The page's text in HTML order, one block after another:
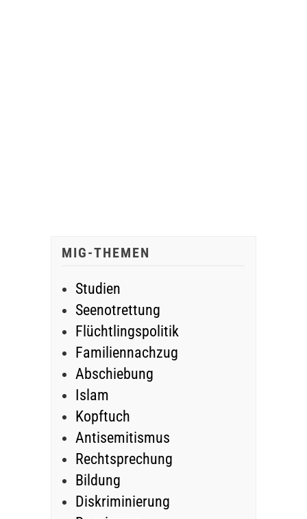
MIG-THEMEN
Studien
Seenotrettung
Flüchtlingspolitik
Familiennachzug
Abschiebung
Islam
Kopftuch
Antisemitismus
Rechtsprechung
Bildung
Diskriminierung